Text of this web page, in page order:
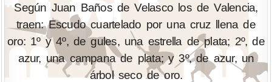
Según Juan Baños de Velasco los de Valencia,
traen: Escudo cuartelado por una cruz llena de
oro: 1º y 4º, de gules, una estrella de plata; 2º, de
azur, una campana de plata; y 3º, de azur, un
árbol seco de oro.